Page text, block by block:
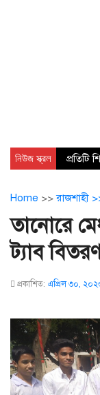
নিউজ স্ক্রল প্রতিটি
Home >>রাজশাহী
তানোরে
ট্যাব
প্রকাশিত: এপ্রিল ৩০,